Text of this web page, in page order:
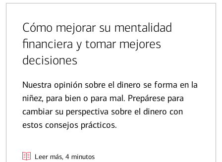
Cómo mejorar su mentalidad
financiera y tomar mejores
decisiones
Nuestra opinión sobre el dinero se forma en la
niñez, para bien o para mal. Prepárese para
cambiar su perspectiva sobre el dinero con
estos consejos prácticos.
Leer más, 4 minutos